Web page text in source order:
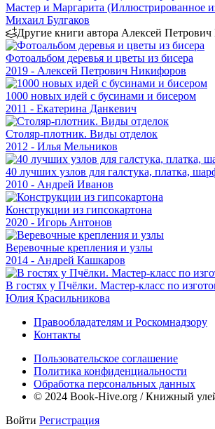
Мастер и Маргарита (Иллюстрированное
Михаил Булгаков
Другие книги автора Алексей
Фотоальбом деревья и цветы из бисера
2019 - Алексей Петрович Никифоров
1000 новых идей с бусинами и бисером
2011 - Екатерина Данкевич
Столяр-плотник. Виды отделок
2012 - Илья Мельников
40 лучших узлов для галстука, платка,
2010 - Андрей Иванов
Конструкции из гипсокартона
2020 - Игорь Антонов
Веревочные крепления и узлы
2014 - Андрей Кашкаров
В гостях у Пчёлки. Мастер-класс по
Юлия Красильникова
Правообладателям и Роскомнадзору
Контакты
Пользовательское соглашение
Политика конфиденциальности
Обработка персональных данных
© 2024 Book-Hive.org / Книжный
Войти Регистрация